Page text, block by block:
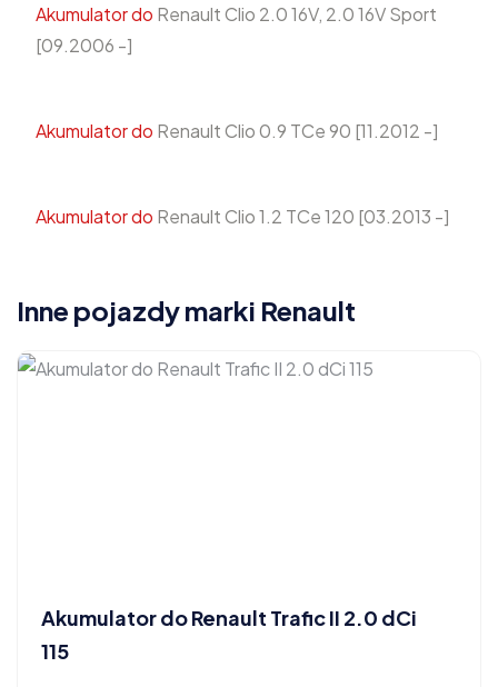
Akumulator do Renault Clio 2.0 16V, 2.0 16V Sport
[09.2006 -]
Akumulator do Renault Clio 0.9 TCe 90 [11.2012 -]
Akumulator do Renault Clio 1.2 TCe 120 [03.2013 -]
Inne pojazdy marki Renault
Akumulator do Renault Trafic II 2.0 dCi
115